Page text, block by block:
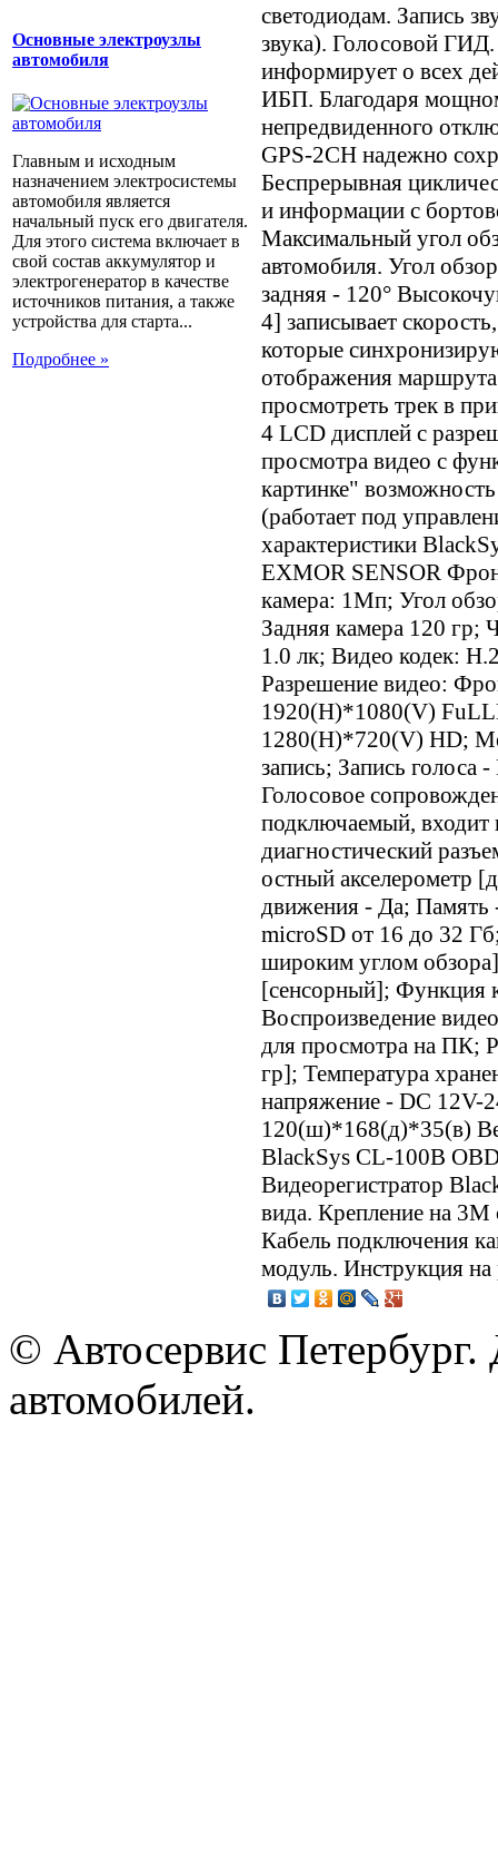
Основные электроузлы
автомобиля
Главным и исходным
назначением электросистемы
автомобиля является
начальный пуск его двигателя.
Для этого система включает в
свой состав аккумулятор и
электрогенератор в качестве
источников питания, а также
устройства для старта...
Подробнее »
светодиодам. Запись
звука). Голосовой
информирует о всех
ИБП. Благодаря
непредвиденного
GPS-2CH надежно
Беспрерывная
и информации с
Максимальный угол
автомобиля. Угол
задняя - 120°
4] записывает
которые
отображения
просмотреть трек в
4 LCD дисплей с
просмотра видео с
картинке"
(работает под
характеристики
EXMOR SENSOR
камера: 1Мп; Угол
Задняя камера 120 гр;
1.0 лк; Видео кодек:
Разрешение видео:
1920(H)*1080(V)
1280(H)*720(V) HD;
запись; Запись
Голосовое
подключаемый, входит
диагностический
остный акселерометр
движения - Да; Память
microSD от 16 до 32
широким углом
[сенсорный]; Функция
Воспроизведение
для просмотра на ПК;
гр]; Температура
напряжение - DC 12V-
120(ш)*168(д)*35(в)
BlackSys CL-100B
Видеорегистратор
вида. Крепление на 3М
Кабель подключения
модуль. Инструкция
© Автосервис
автомобилей.